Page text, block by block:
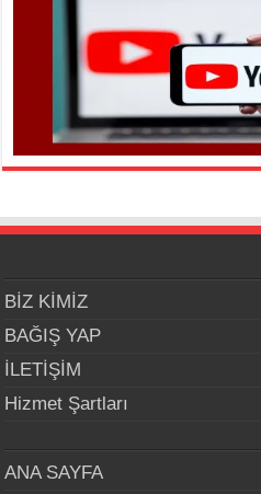
BİZ KİMİZ
BAĞIŞ YAP
İLETİŞİM
Hizmet Şartları
ANA SAYFA